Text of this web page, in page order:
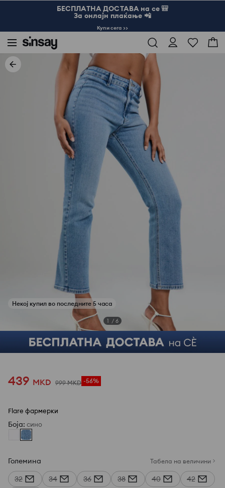
БЕСПЛАТНА ДОСТАВА на се 🎒
За онлајн плаќање 📲
Купи сега >>
1 / 6
439 MKD 999 MKD -56%
Flare фармерки
Боја: сино
Големина Табела на величини
32 34 36 38 40
42